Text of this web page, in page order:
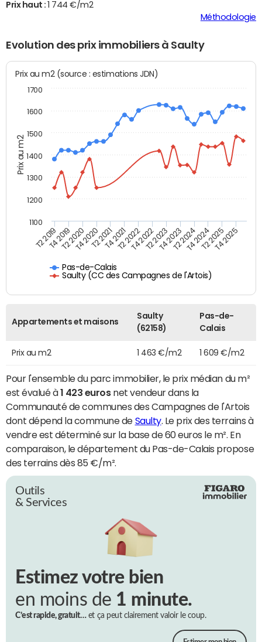
Prix haut :
1 744 €/m2
Méthodologie
Evolution des prix immobiliers à Saulty
Prix au m2
Prix au m2 (source : estimations JDN)
Pas-de-Calais
Saulty (CC des Campagnes de l'Artois)
T2 2019T4 2019T2 2020T4 2020T2 2021T4 2021T2 2022T4 2022T2 2023T4 2023T2 2024T4 2024T2 2025T4 2025
1100
1200
1300
1400
1500
1600
1700
Appartements et maisons
Saulty
(62158)
Pas-de-
Calais
Prix au m2 1 463 €/m2 1 609 €/m2
Pour l'ensemble du parc immobilier, le prix médian du m²
est évalué à1 423 eurosnet vendeur dans la
Communauté de communes des Campagnes de l'Artois
dont dépend la commune de Saulty. Le prix des terrains à
vendre est déterminé sur la base de 60 euros le m². En
comparaison, le département du Pas-de-Calais propose
des terrains dès 85 €/m².
Outils
& Services
Estimez votre bien
en moins de 1 minute.
C’est rapide, gratuit…et ça peut clairement valoir le coup.